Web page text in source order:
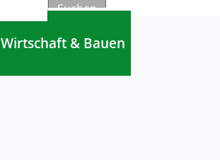
Suchen
Wirtschaft & Bauen